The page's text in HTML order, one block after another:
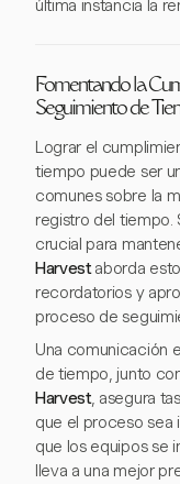
última instancia la
Fomentando la
Seguimiento de
Lograr el
tiempo puede ser
comunes sobre la
registro del tiempo.
crucial para
Harvestaborda
recordatorios y
proceso de
Una comunicación
de tiempo, junto
Harvest, asegura
que el proceso sea
que los equipos se
lleva a una mejor